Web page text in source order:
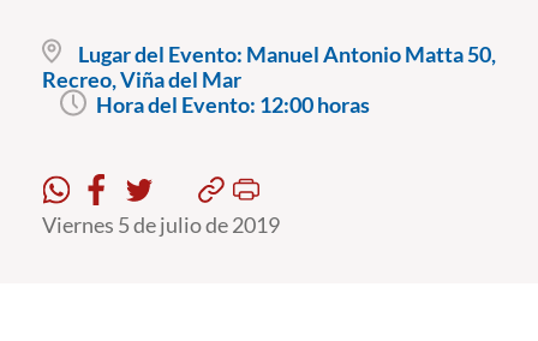
Pregrado
Postgrado
Estudiantes
Lugar del Evento: Manuel Antonio Matta 50,
Recreo, Viña del Mar
Hora del Evento: 12:00 horas
Viernes 5 de julio de 2019